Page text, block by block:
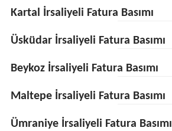
Kartal İrsaliyeli Fatura Basımı
Üsküdar İrsaliyeli Fatura Basımı
Beykoz İrsaliyeli Fatura Basımı
Maltepe İrsaliyeli Fatura Basımı
Ümraniye İrsaliyeli Fatura Basımı